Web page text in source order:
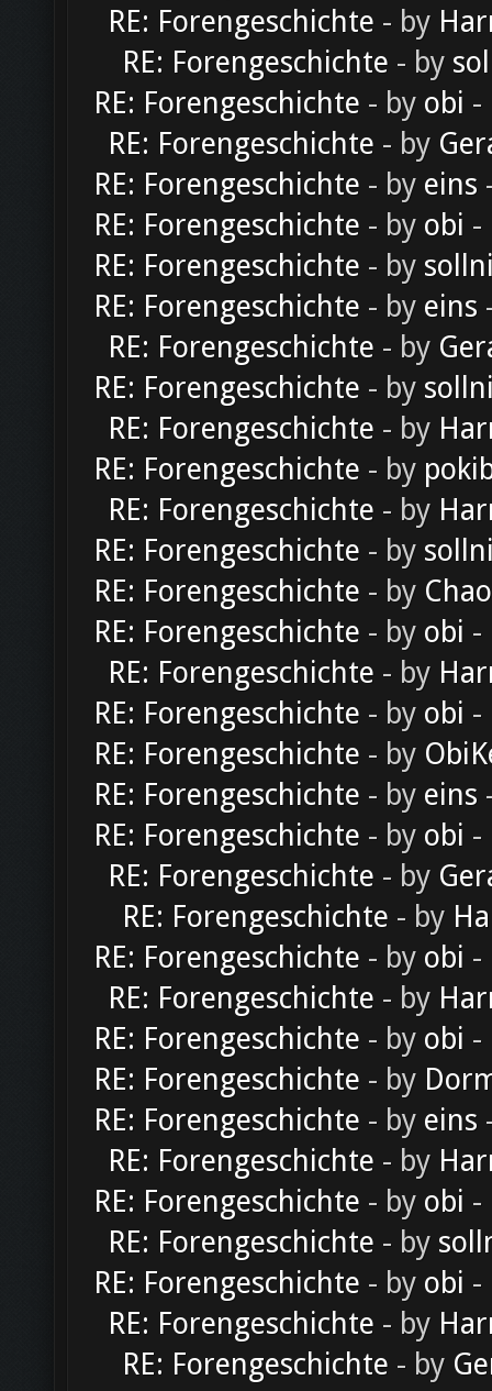
RE: Forengeschichte - by
RE: Forengeschichte - by
RE: Forengeschichte - by obi -
RE: Forengeschichte - by
RE: Forengeschichte - by eins
RE: Forengeschichte - by obi -
RE: Forengeschichte - by
RE: Forengeschichte - by eins
RE: Forengeschichte - by
RE: Forengeschichte - by
RE: Forengeschichte - by
RE: Forengeschichte - by
RE: Forengeschichte - by
RE: Forengeschichte - by
RE: Forengeschichte - by
RE: Forengeschichte - by obi -
RE: Forengeschichte - by
RE: Forengeschichte - by obi -
RE: Forengeschichte - by
RE: Forengeschichte - by eins
RE: Forengeschichte - by obi -
RE: Forengeschichte - by
RE: Forengeschichte - by
RE: Forengeschichte - by obi -
RE: Forengeschichte - by
RE: Forengeschichte - by obi -
RE: Forengeschichte - by
RE: Forengeschichte - by eins
RE: Forengeschichte - by
RE: Forengeschichte - by obi -
RE: Forengeschichte - by
RE: Forengeschichte - by obi -
RE: Forengeschichte - by
RE: Forengeschichte - by